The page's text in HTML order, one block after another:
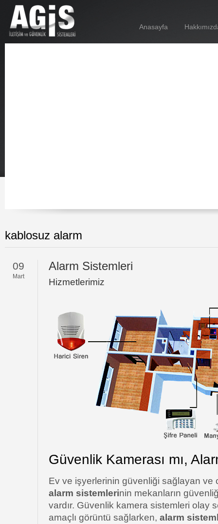
Anasayfa
kablosuz alarm
09
Mart
Alarm Sistemleri
Hizmetlerimiz
Güvenlik Kamerası mı,
Ev ve işyerlerinin güvenliği sağlayan ve
alarm sistemlerinin mekanların
vardır. Güvenlik kamera sistemleri olay
amaçlı görüntü sağlarken, alarm